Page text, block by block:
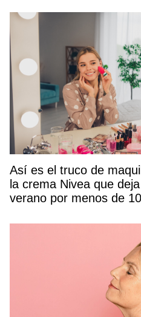
Así es el truco de
la crema Nivea que
verano por menos de